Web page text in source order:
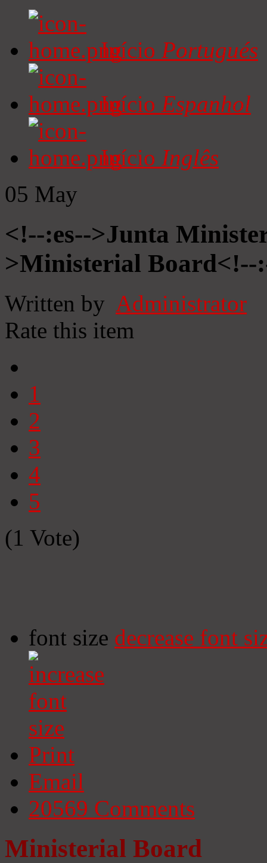
Início Portugués
Início Espanhol
Início Inglês
05 May
<!--:es-->Junta
>Ministerial Board<!--
Written by Administrator
Rate this item
1
2
3
4
5
(1 Vote)
font size decrease font
Print
Email
20569 Comments
Ministerial Board